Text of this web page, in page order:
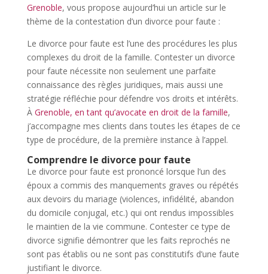
Grenoble, vous propose aujourd’hui un article sur le
thème de la contestation d’un divorce pour faute :
Le divorce pour faute est l’une des procédures les plus
complexes du droit de la famille. Contester un divorce
pour faute nécessite non seulement une parfaite
connaissance des règles juridiques, mais aussi une
stratégie réfléchie pour défendre vos droits et intérêts.
À Grenoble, en tant qu’avocate en droit de la famille,
j’accompagne mes clients dans toutes les étapes de ce
type de procédure, de la première instance à l’appel.
Comprendre le divorce pour faute
Le divorce pour faute est prononcé lorsque l’un des
époux a commis des manquements graves ou répétés
aux devoirs du mariage (violences, infidélité, abandon
du domicile conjugal, etc.) qui ont rendus impossibles
le maintien de la vie commune. Contester ce type de
divorce signifie démontrer que les faits reprochés ne
sont pas établis ou ne sont pas constitutifs d’une faute
justifiant le divorce.